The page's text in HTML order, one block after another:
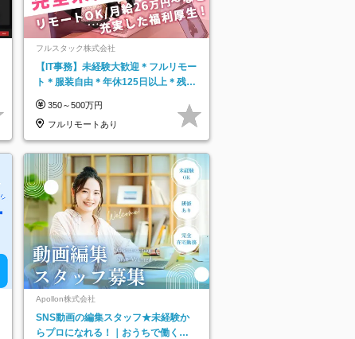
フルスタック株式会社
【IT事務】未経験大歓迎＊フルリモー
ト＊服装自由＊年休125日以上＊残業
350～500万円
フルリモートあり
Apollon株式会社
SNS動画の編集スタッフ★未経験か
らプロになれる！｜おうちで働くフ